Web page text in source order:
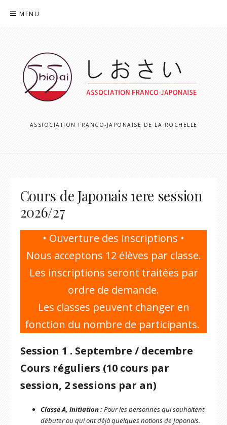
MENU
ASSIOCIATION FRANCO-JAPONAISE DE LA ROCHELLE
Cours de Japonais 1ere session
2026/27
• Ouverture des inscriptions •
Nous acceptons 12 élèves par classe.
Les inscriptions seront traitées par
ordre de demande.
Les classes peuvent changer en
fonction du nombre de participants.
Session 1 . Septembre / decembre
Cours réguliers (10 cours par
session, 2 sessions par an)
Classe A, Initiation :Pour les personnes qui souhaitent
débuter ou qui ont déjà quelques notions de Japonais.